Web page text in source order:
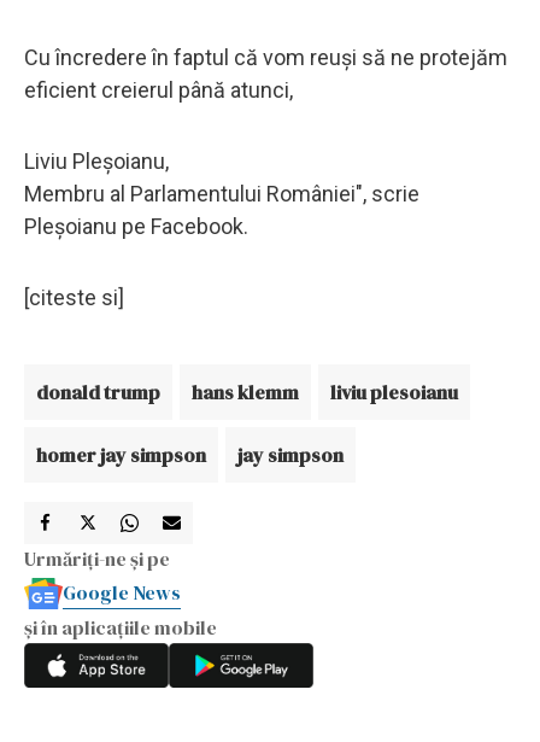
Cu încredere în faptul că vom reuși să ne protejăm
eficient creierul până atunci,
Liviu Pleșoianu,
Membru al Parlamentului României", scrie
Pleșoianu pe Facebook.
[citeste si]
donald trump hans klemm liviu plesoianu
homer jay simpson jay simpson
Urmăriți-ne și pe
Google News
și în aplicațiile mobile